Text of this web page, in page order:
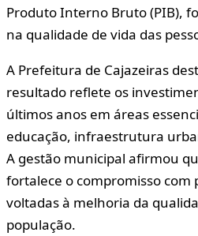
Produto Interno Bruto (PIB),
na qualidade de vida das
A Prefeitura de Cajazeiras
resultado reflete os
últimos anos em áreas
educação, infraestrutura
A gestão municipal afirmou
fortalece o compromisso com
voltadas à melhoria da
população.